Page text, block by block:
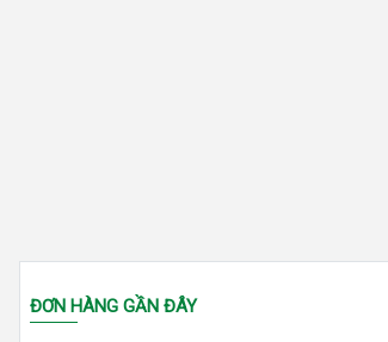
ĐƠN HÀNG GẦN ĐÂY